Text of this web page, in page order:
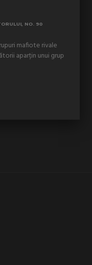
NO. 90
mafiote rivale
aparțin unui grup